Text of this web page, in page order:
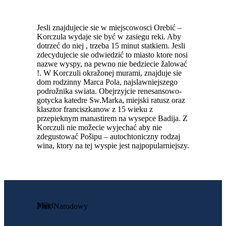
Jesli znajdujecie sie w miejscowosci Orebić –
Korczula wydaje sie być w zasiegu reki. Aby
dotrzeć do niej , trzeba 15 minut statkiem. Jesli
zdecydujecie sie odwiedzić to miasto ktore nosi
nazwe wyspy, na pewno nie bedziecie žalować
!. W Korczuli okražonej murami, znajduje sie
dom rodzinny Marca Pola, najslawniejszego
podrožnika swiata. Obejrzyjcie renesansowo-
gotycka katedre Sw.Marka, miejski ratusz oraz
klasztor franciszkanow z 15 wieku z
przepieknym manastirem na wysepce Badija. Z
Korczuli nie možecie wyjechać aby nie
zdegustować Pošipu – autochtoniczny rodzaj
wina, ktory na tej wyspie jest najpopularniejszy.
Park Narodowy
Mljet